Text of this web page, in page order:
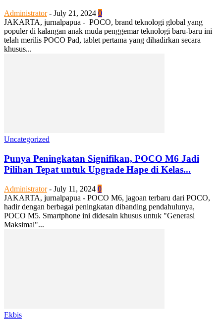
Administrator - July 21, 2024 0
JAKARTA, jurnalpapua - POCO, brand teknologi global yang
populer di kalangan anak muda penggemar teknologi baru-baru ini
telah merilis POCO Pad, tablet pertama yang dihadirkan secara
khusus...
Uncategorized
Punya Peningkatan Signifikan, POCO M6 Jadi
Pilihan Tepat untuk Upgrade Hape di Kelas...
Administrator - July 11, 2024 0
JAKARTA, jurnalpapua - POCO M6, jagoan terbaru dari POCO,
hadir dengan berbagai peningkatan dibanding pendahulunya,
POCO M5. Smartphone ini didesain khusus untuk "Generasi
Maksimal"...
Ekbis